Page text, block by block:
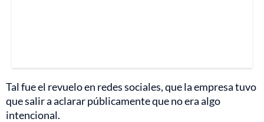
Tal fue el revuelo en redes sociales, que la empresa tuvo
que salir a aclarar públicamente que no era algo
intencional.